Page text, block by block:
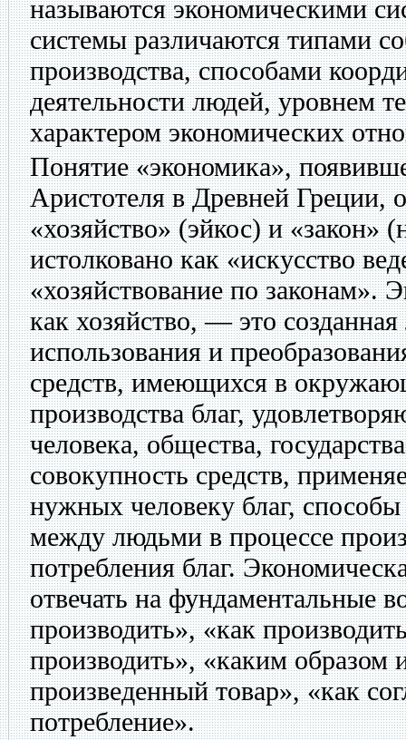
называются экономическими
системы различаются типами
производства, способами
деятельности людей, уровнем
характером экономических
Понятие «экономика»,
Аристотеля в Древней Греции,
«хозяйство» (эйкос) и «закон»
истолковано как «искусство
«хозяйствование по законам».
как хозяйство, — это
использования и
средств, имеющихся в
производства благ,
человека, общества,
совокупность средств,
нужных человеку благ,
между людьми в процессе
потребления благ.
отвечать на фундаментальные
производить», «как
производить», «каким образом
произведенный товар», «как
потребление».